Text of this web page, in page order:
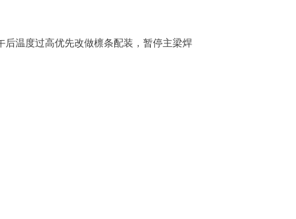
温度过高优先改做檩条配装，暂停主梁焊